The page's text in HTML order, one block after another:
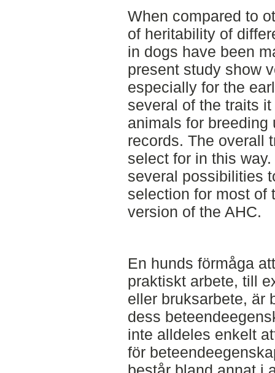
When compared to
of heritability of
in dogs have been
present study show
especially for the
several of the traits
animals for
records. The overall
select for in this
several possibilities
selection for most of
version of the AHC.
En hunds förmåga
praktiskt arbete, till
eller bruksarbete, är
dess
inte alldeles enkelt
för